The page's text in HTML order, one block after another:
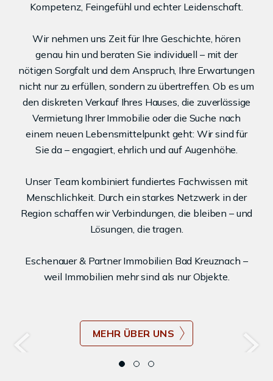
Kompetenz, Feingefühl und echter Leidenschaft.
Wir nehmen uns Zeit für Ihre Geschichte, hören
genau hin und beraten Sie individuell – mit der
nötigen Sorgfalt und dem Anspruch, Ihre Erwartungen
nicht nur zu erfüllen, sondern zu übertreffen. Ob es um
den diskreten Verkauf Ihres Hauses, die zuverlässige
Vermietung Ihrer Immobilie oder die Suche nach
einem neuen Lebensmittelpunkt geht: Wir sind für
Sie da – engagiert, ehrlich und auf Augenhöhe.
Unser Team kombiniert fundiertes Fachwissen mit
Menschlichkeit. Durch ein starkes Netzwerk in der
Region schaffen wir Verbindungen, die bleiben – und
Lösungen, die tragen.
Eschenauer & Partner Immobilien Bad Kreuznach –
weil Immobilien mehr sind als nur Objekte.
UNSERE VORTEILE